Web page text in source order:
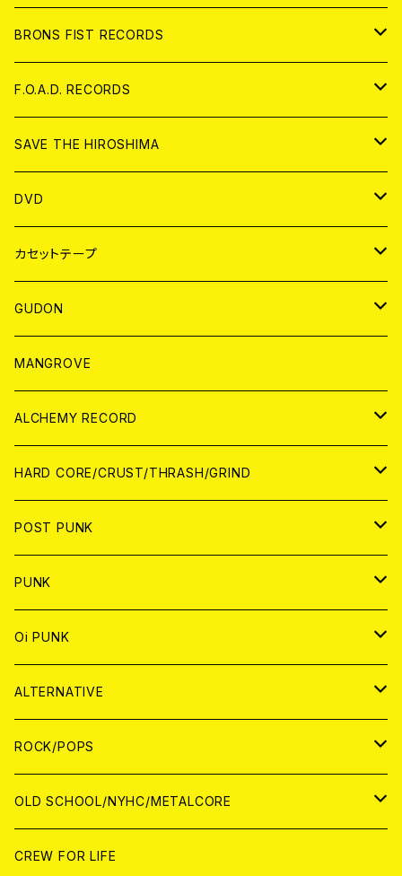
アパレル
ANALOG
BRONS FIST RECORDS
CD
ANALOG
F.O.A.D. RECORDS
CD
ANALOG
SAVE THE HIROSHIMA
アパレル
BADGE
DVD
JAPAN
WORLD
カセットテープ
JAPAN
WORLD
GUDON
アパレル
PATCH
アナログ
DIGITAL CONTENTS
MANGROVE
ALCHEMY RECORD
CD
ANALOG
HARD CORE/CRUST/THRASH/GRIND
JAPAN
CD
ANALOG
WORLD
CD
ANALOG
POST PUNK
CD
JAPAN
WORLD
ANALOG
JAPAN
WORLD
PUNK
JAPAN
CD
ANALOG
WORLD
CD
ANALOG
Oi PUNK
JAPAN
CD
ANALOG
WOLRD
CD
ANALOG
ALTERNATIVE
JAPAN
CD
ANALOG
WORLD
CD
ROCK/POPS
JAPAN
CD
WORLD
OLD SCHOOL/NYHC/METALCORE
JAPAN
CREW FOR LIFE